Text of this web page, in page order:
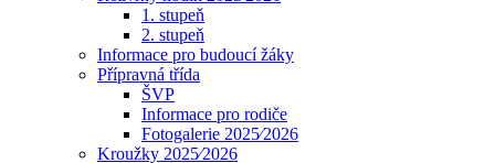
1. stupeň
2. stupeň
Informace pro budoucí žáky
Přípravná třída
ŠVP
Informace pro rodiče
Fotogalerie 2025⁄2026
Kroužky 2025⁄2026